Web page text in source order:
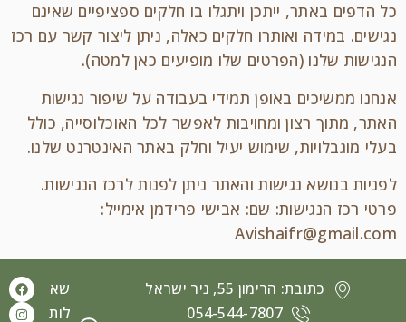
כל הדפים באתר, ייתכן ויתגלו בו חלקים ספציפיים שאינם
נגישים. במידה ואותרו חלקים כאלה, ניתן ליצור קשר עם רכז
הנגישות שלנו (הפרטים שלו מופיעים כאן למטה).
אנחנו ממשיכים באופן תמידי בעבודה על שיפור נגישות
האתר, מתוך רצון ומחויבות לאפשר לכל האוכלוסייה, כולל
בעלי מוגבלויות, שימוש יעיל וחלק באתר האינטרנט שלנו.
לפניות בנושא נגישות והאתר ניתן לפנות לרכז הנגישות.
פרטי רכז הנגישות: שם: אבישי פרידמן אימייל:
Avishaifr@gmail.com
כתובת: הרימון 55, ניר ישראל
054-544-7807
שא
לות